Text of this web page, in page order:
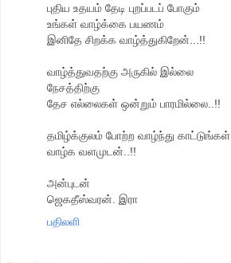
புதிய உதயம் தேடி புறப்படப் போகும்
உங்கள் வாழ்க்கை பயணம்
இனிதே சிறக்க வாழ்த்துகிறேன்...!!
வாழ்த்துவதற்கு அருகில் இல்லை
நேசத்திற்கு
தேச எல்லைகள் ஒன்றும் பாரமில்லை..!!
தமிழ்க்குலம் போற்ற வாழ்ந்து காட்டுங்கள்..
வாழ்க வளமுடன்..!!
அன்புடன்
ஜெகதீஸ்வரன். இரா
பதிலளி